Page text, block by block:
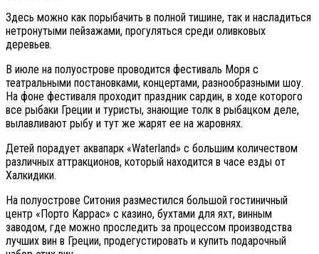
Здесь можно как порыбачить в полной тишине, так и насладиться
нетронутыми пейзажами, прогуляться среди оливковых
деревьев.
В июле на полуострове проводится фестиваль Моря с
театральными постановками, концертами, разнообразными шоу.
На фоне фестиваля проходит праздник сардин, в ходе которого
все рыбаки Греции и туристы, знающие толк в рыбацком деле,
вылавливают рыбу и тут же жарят ее на жаровнях.
Детей порадует аквапарк «Waterland» с большим количеством
различных аттракционов, который находится в часе езды от
Халкидики.
На полуострове Ситония разместился большой гостиничный
центр «Порто Каррас» с казино, бухтами для яхт, винным
заводом, где можно проследить за процессом производства
лучших вин в Греции, продегустировать и купить подарочный